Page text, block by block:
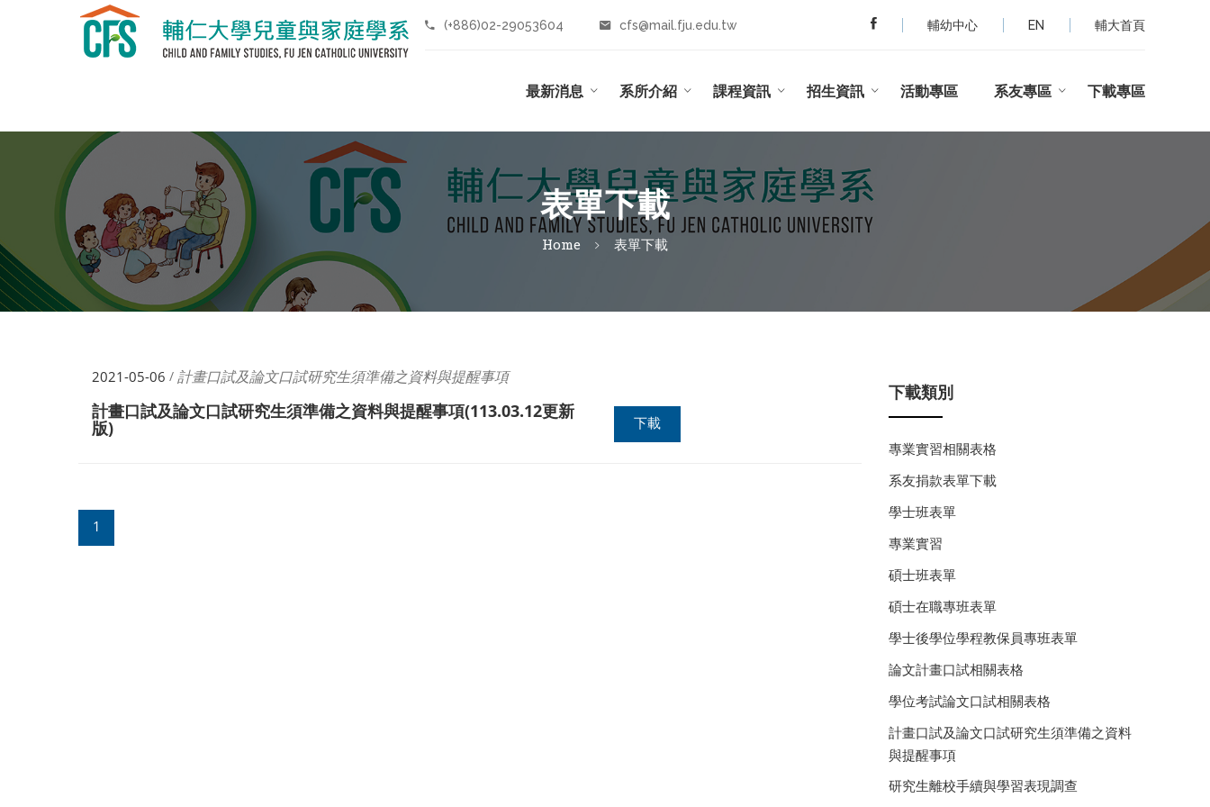
(+886)02-29053604 cfs@mail.fju.edu.tw 輔幼中心 EN 輔大首頁
最新消息 系所介紹 課程資訊 招生資訊 活動專區 系友專區 下載專區
表單下載
Home 表單下載
2021-05-06 / 計畫口試及論文口試研究生須準備之資料與提醒事項
計畫口試及論文口試研究生須準備之資料與提醒事項(113.03.12更新
版) 下載
1
下載類別
專業實習相關表格
系友捐款表單下載
學士班表單
專業實習
碩士班表單
碩士在職專班表單
學士後學位學程教保員專班表單
論文計畫口試相關表格
學位考試論文口試相關表格
計畫口試及論文口試研究生須準備之資料
與提醒事項
研究生離校手續與學習表現調查